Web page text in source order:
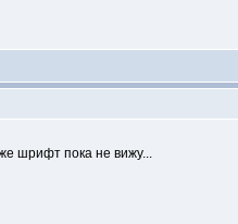
шрифт пока не вижу...